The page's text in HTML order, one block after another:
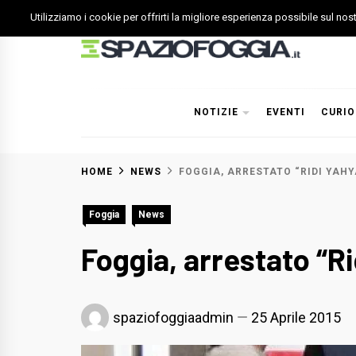
to
NOTIZIE EVENTI
HOME NEWS FOGGIA, ARRESTATO “RIDI
Foggia News
Foggia, arrestato
spaziofoggiaadmin 25 Aprile 2015
Utilizziamo i cookie per offrirti la migliore esperienza possibile sul